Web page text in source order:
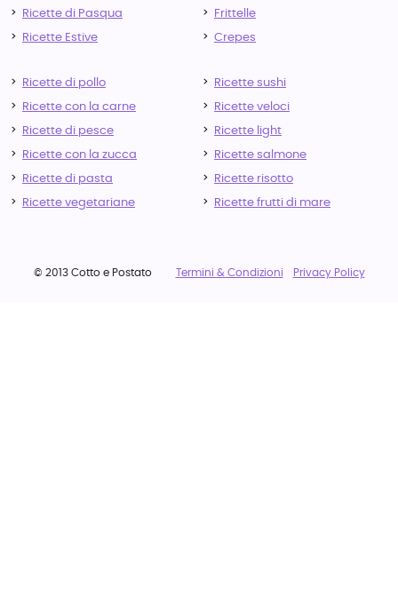
Ricette di Pasqua
Ricette Estive
Frittelle
Crepes
Ricette di pollo
Ricette con la carne
Ricette di pesce
Ricette con la zucca
Ricette di pasta
Ricette vegetariane
Ricette sushi
Ricette veloci
Ricette light
Ricette salmone
Ricette risotto
Ricette frutti di mare
© 2013 Cotto e Postato Termini & Condizioni Privacy Policy